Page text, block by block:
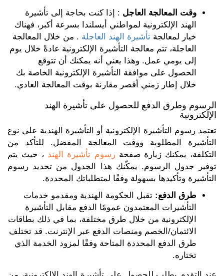
وقت المعالجة العاجل : إذا كنت بحاجة إلى تأشيرة
الهند الإلكترونية لمواطني أيسلندا بسرعة أكبر، فهناك
خيار لمعالجة تأشيرة الهند العاجلة . من خلال المعالجة
العاجلة، تتم معالجة التأشيرة الإلكترونية عادةً خلال يوم
إلى يومي عمل. وهذا يعني أنه يمكنك أن تتوقع
الحصول على موافقة التأشيرة الإلكترونية الخاصة بك
خلال إطار زمني أقصر مقارنة بوقت المعالجة العادي.
الرسوم وطرق الدفع للحصول على تأشيرة الهند
الإلكترونية
تعتمد رسوم التأشيرة الإلكترونية أو التأشيرة الهندية على نوع
التأشيرة المطلوبة ووقت المعالجة المفضل. للتأكد من
التكلفة، يمكنك زيارة صفحةرسوم تأشيرة الهند ، حيث يتم
توفير جدول الرسوم. يمكّنك هذا الجدول من تحديد رسوم
التأشيرة وتأكيدها بسهولة وفقًا لمتطلباتك المحددة.
طرق الدفع: تقبل الحكومة الهندية ومقدمو خدمات
التأشيرات المعتمدون عمومًا الدفع مقابل التأشيرة
الإلكترونية من خلال طرق مختلفة، بما في ذلك بطاقات
الائتمان/الخصم ومنصات الدفع عبر الإنترنت. قد تختلف
طرق الدفع المحددة المتاحة وفقًا لمزود الخدمة الذي
تختاره.